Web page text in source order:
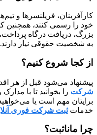
کارآفرینان، فریلنسرها و
خود را رسمی کنند، همچنین
بزرگ، دریافت درگاه
به شخصیت حقوقی نیاز دارند.
از کجا شروع کنیم؟
پیشنهاد می‌شود قبل از هر
شرکت را بخوانید تا با
برایتان مهم است یا
خدماتثبت شرکت فوری
چرا مانا‌ثبت؟